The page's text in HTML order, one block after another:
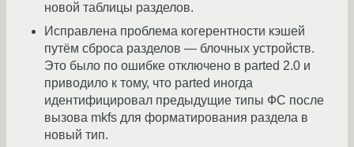
новой таблицы разделов.
Исправлена проблема когерентности кэшей
путём сброса разделов — блочных устройств.
Это было по ошибке отключено в parted 2.0 и
приводило к тому, что parted иногда
идентифицировал предыдущие типы ФС после
вызова mkfs для форматирования раздела в
новый тип.